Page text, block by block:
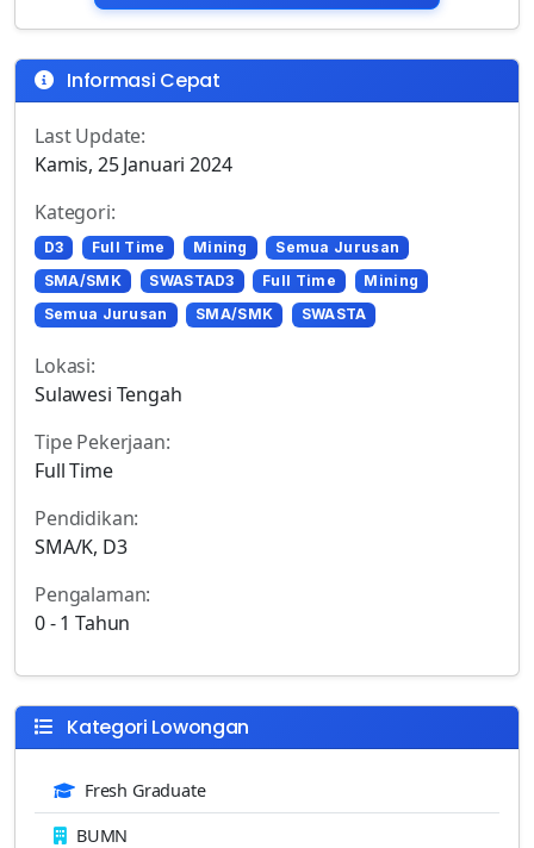
Informasi Cepat
Last Update:
Kamis, 25 Januari 2024
Kategori:
D3 Full Time Mining
Semua Jurusan
SMA/SMK
SWASTAD3 Full Time
Mining
Semua Jurusan
SMA/SMK SWASTA
Lokasi:
Sulawesi Tengah
Tipe Pekerjaan:
Full Time
Pendidikan:
SMA/K, D3
Pengalaman:
0 - 1 Tahun
Kategori Lowongan
Fresh Graduate
BUMN